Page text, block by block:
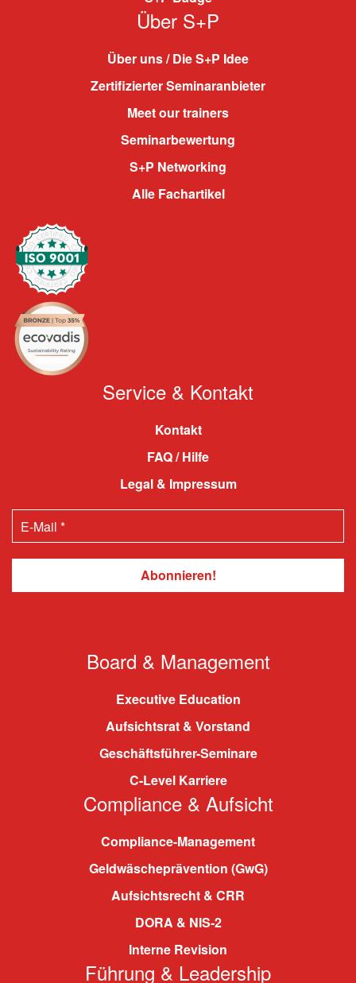
Über S+P
Über uns / Die S+P Idee
Zertifizierter Seminaranbieter
Meet our trainers
Seminarbewertung
S+P Networking
Alle Fachartikel
Service & Kontakt
Kontakt
FAQ / Hilfe
Legal & Impressum
Board & Management
Executive Education
Aufsichtsrat & Vorstand
Geschäftsführer-Seminare
C-Level Karriere
Compliance & Aufsicht
Compliance-Management
Geldwäscheprävention (GwG)
Aufsichtsrecht & CRR
DORA & NIS-2
Interne Revision
Führung & Leadership